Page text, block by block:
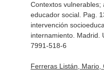
Contextos
educador social. Pag.
intervención
internamiento. Madrid.
7991-518-6
Ferreras Listán, Mario,